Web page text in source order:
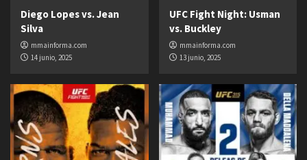
Diego Lopes vs. Jean
Silva
mmainforma.com
14 junio, 2025
UFC Fight Night: Usman
vs. Buckley
mmainforma.com
13 junio, 2025